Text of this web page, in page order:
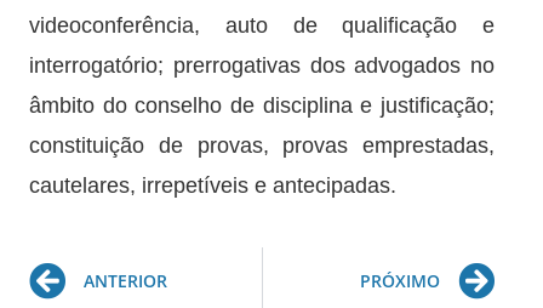
videoconferência, auto de qualificação e
interrogatório; prerrogativas dos advogados no
âmbito do conselho de disciplina e justificação;
constituição de provas, provas emprestadas,
cautelares, irrepetíveis e antecipadas.
Prev
ANTERIOR PRÓXIMO